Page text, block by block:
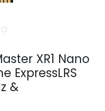
XR1 Nano
ExpressLRS
&